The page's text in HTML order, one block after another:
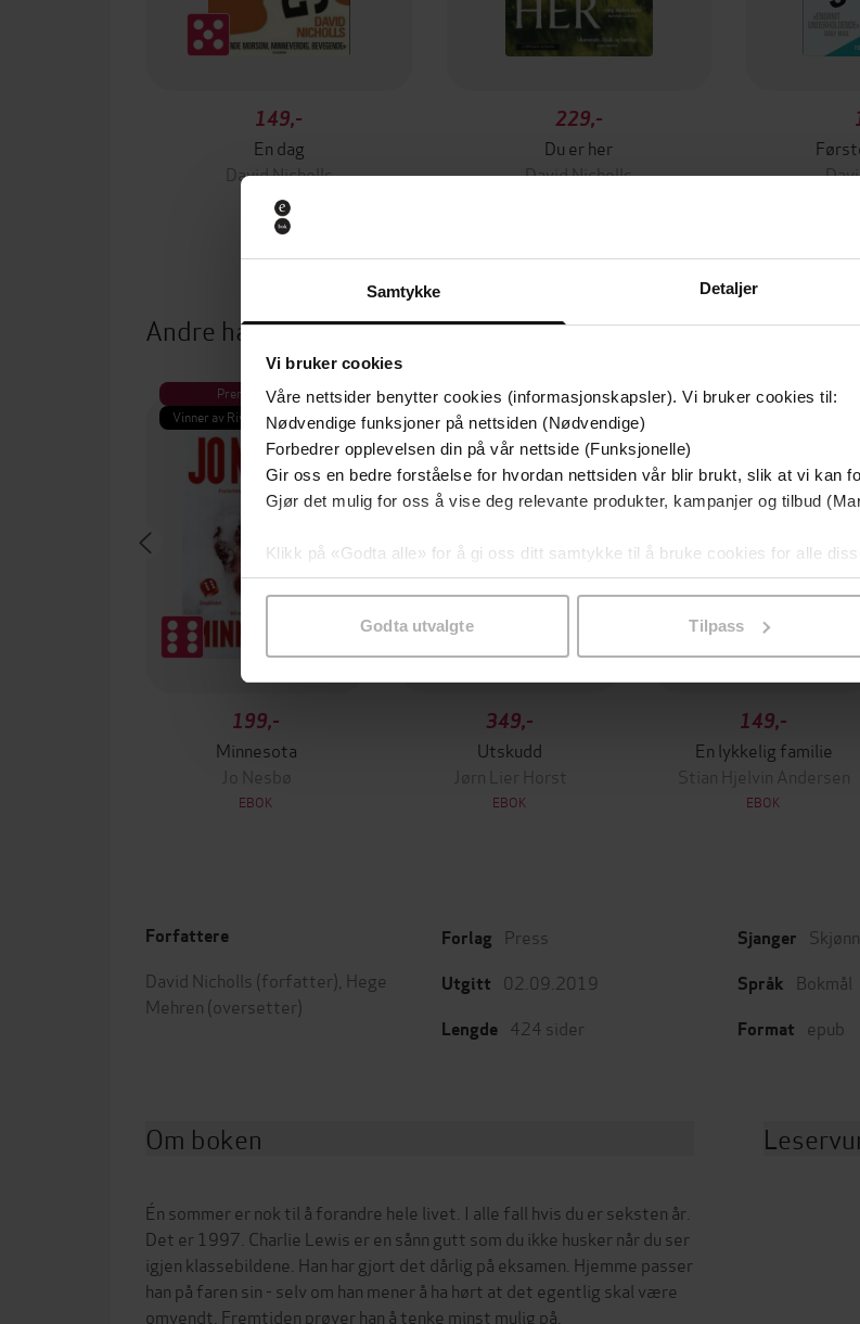
Samtykke Detaljer
Vi bruker cookies
Våre nettsider benytter cookies (informasjonskapsler). Vi bruker cookies til:
Nødvendige funksjoner på nettsiden (Nødvendige)
Forbedrer opplevelsen din på vår nettside (Funksjonelle)
Gir oss en bedre forståelse for hvordan nettsiden vår blir brukt, slik at vi kan
Gjør det mulig for oss å vise deg relevante produkter, kampanjer og tilbud
Klikk på «Godta alle» for å gi oss ditt samtykke til å bruke cookies for alle
samtykke til spesifikke formål ved å klikke på «Tilpass». Du kan når som
Godta utvalgte Tilpass
149,-
En dag
David Nicholls
EBOK
229,-
Du er her
David Nicholls
Andre har også kjøpt
Premium
Vinner av Rivertonprisen
199,-
Minnesota
Jo Nesbø
EBOK
Premium
Første gang på tilbud
349,-
Utskudd
Jørn Lier Horst
EBOK
Premium
149,-
En lykkelig familie
Stian Hjelvin Andersen
EBOK
Forfattere
David Nicholls (forfatter), Hege
Mehren (oversetter)
Forlag Press
Utgitt 02.09.2019
Lengde 424 sider
Sjanger
Språk Bokmål
Format epub
Om boken
Én sommer er nok til å forandre hele livet. I alle fall hvis du er seksten år.
Det er 1997. Charlie Lewis er en sånn gutt som du ikke husker når du ser
igjen klassebildene. Han har gjort det dårlig på eksamen. Hjemme passer
han på faren sin - selv om han mener å ha hørt at det egentlig skal være
omvendt. Fremtiden prøver han å tenke minst mulig på.